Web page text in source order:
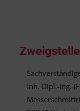
Zweigstelle
Inh. Dipl.-Ing.